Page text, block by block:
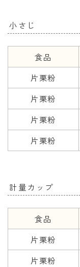
小さじ
食品
片栗粉
片栗粉
片栗粉
片栗粉
計量カップ
食品
片栗粉
片栗粉